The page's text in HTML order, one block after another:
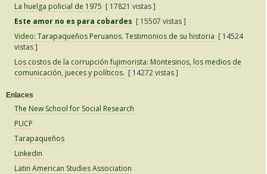
La huelga policial de 1975 [ 17821 vistas ]
Este amor no es para cobardes [ 15507 vistas ]
Video: Tarapaqueños Peruanos. Testimonios de su historia [ 14524
vistas ]
Los costos de la corrupción fujimorista: Montesinos, los medios de
comunicación, jueces y políticos. [ 14272 vistas ]
Enlaces
The New School for Social Research
PUCP
Tarapaqueños
Linkedin
Latin American Studies Association